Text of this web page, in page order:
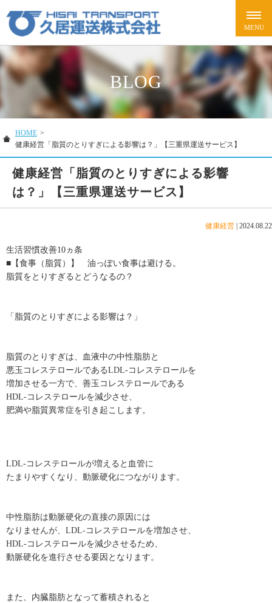
BLOG
HOME >
健康経営「脂質のとりすぎによる影響は？」【三重県運送サービス】
健康経営「脂質のとりすぎによる影響
は？」【三重県運送サービス】
健康経営 2024.08.22
生活習慣改善10ヵ条
■【食事（脂質）】 油っぽい食事は避ける。
脂質をとりすぎるとどうなるの？
「脂質のとりすぎによる影響は？」
脂質のとりすぎは、血液中の中性脂肪と
悪玉コレステロールであるLDL-コレステロールを
増加させる一方で、善玉コレステロールである
HDL-コレステロールを減少させ、
肥満や脂質異常症を引き起こします。
LDL-コレステロールが増えると血管に
たまりやすくなり、動脈硬化につながります。
中性脂肪は動脈硬化の直接の原因には
なりませんが、LDL-コレステロールを増加させ、
HDL-コレステロールを減少させるため、
動脈硬化を進行させる要因となります。
また、内臓脂肪となって蓄積されると